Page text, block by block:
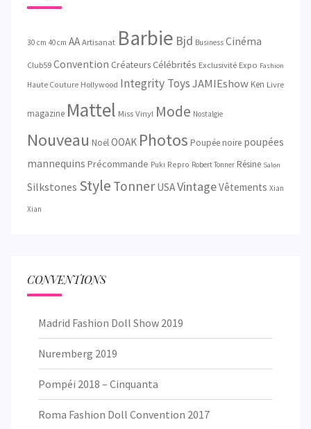
30 cm 40 cm AA Artisanat Barbie Bjd Business Cinéma
Club59 Convention CréateursCélébrités Exclusivité Expo Fashion
Haute Couture Hollywood Integrity ToysJAMIEshow Ken Livre
magazine Mattel Miss Vinyl Mode Nostalgie
Nouveau NoëlOOAK Photos Poupée noire poupées
mannequins Précommande Puki Repro Robert Tonner Résine Salon
Silkstones Style Tonner USAVintageVêtements Xian
Xian
CONVENTIONS
Madrid Fashion Doll Show 2019
Nuremberg 2019
Pompéi 2018 – Cinquanta
Roma Fashion Doll Convention 2017